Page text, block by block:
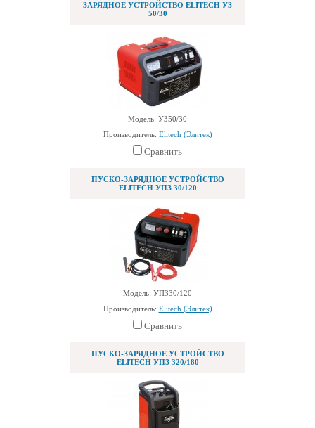
ЗАРЯДНОЕ УСТРОЙСТВО ELITECH УЗ
50/30
Модель: УЗ50/30
Производитель: Elitech (Элитек)
Сравнить
ПУСКО-ЗАРЯДНОЕ УСТРОЙСТВО
ELITECH УПЗ 30/120
Модель: УПЗ30/120
Производитель: Elitech (Элитек)
Сравнить
ПУСКО-ЗАРЯДНОЕ УСТРОЙСТВО
ELITECH УПЗ 320/180